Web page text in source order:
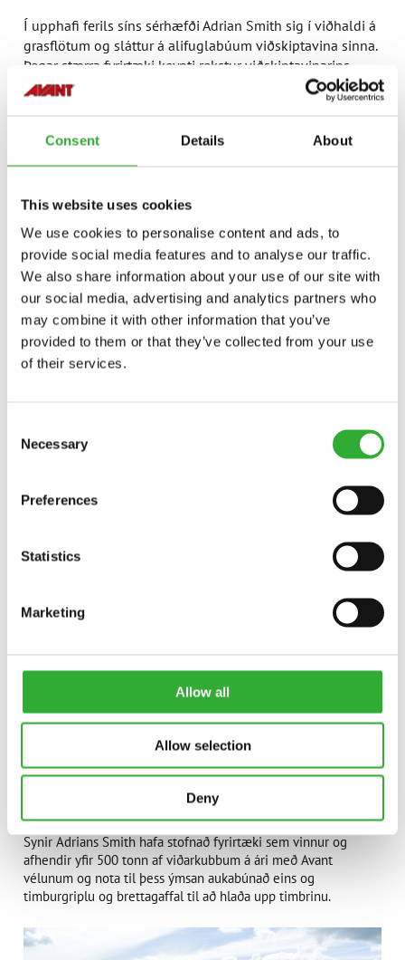
Consent Details About
This website uses cookies
We use cookies to personalise content and ads, to
provide social media features and to analyse our traffic.
We also share information about your use of our site with
our social media, advertising and analytics partners who
may combine it with other information that you’ve
provided to them or that they’ve collected from your use
of their services.
Selection
Necessary
Preferences
Statistics
Marketing
Allow all
Allow selection
Deny
Í upphafi ferils síns sérhæfði Adrian Smith sig í viðhaldi á
grasflötum og sláttur á alifuglabúum viðskiptavina sinna.
Þegar stærra fyrirtæki keypti rekstur viðskiptavinarins
jókst fjöldi verkefna hjá Adrian til muna. Þegar hann
fjarlægði allan búnaðinn úr alifuglabúunum með því að
hann að því að þetta var ekki rétta vélin í verkið.
gæti mögulega verið vélin fyrir mig.“ Það myndi auðvelda
verkið til muna og gæti reynst frábært verkfæri til að
athafna sig í þröngum rýmum innan í alífuglabúunum.
Eftir að Adrian festi kaup á Avant vélum notaði hann þær
sífellt meira, ekki aðeins í alifuglabúum heldur einnig í
jarðvinnuverkefnum og við að klippa tré og limgerði.
Avant vélarnar hafa sannað sig sem fjölhæft verkfæri
þökk sé fjölbreyttu úrvali af aukabúnaði eins og
„Auk nýju Avant 640 vélarinnar erum við einnig með tvær
notum í görðum og á grasflötum til að við skiljum ekki
eftir okkur hjólför eða grófir – og það hefur mælst vel
Synir Adrians Smith hafa stofnað fyrirtæki sem vinnur og
afhendir yfir 500 tonn af viðarkubbum á ári með Avant
vélunum og nota til þess ýmsan aukabúnað eins og
timburgriplu og brettagaffal til að hlaða upp timbrinu.